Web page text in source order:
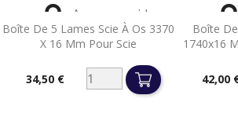
Boîte De 5 Lames Scie À Os 3370
X 16 Mm Pour Scie
34,50 €
 Aperçu rapide
Boîte
1740x16
42,00
